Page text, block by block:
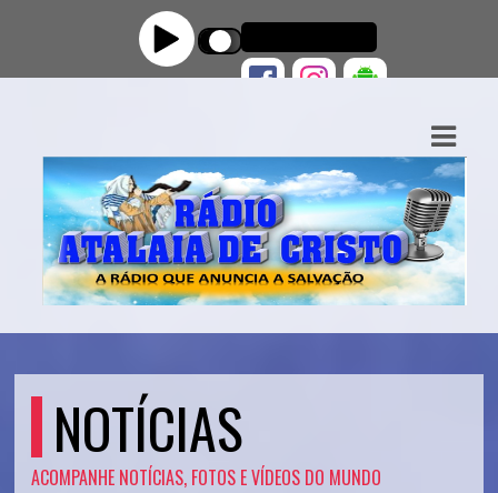
NOTÍCIAS
ACOMPANHE NOTÍCIAS, FOTOS E VÍDEOS DO MUNDO